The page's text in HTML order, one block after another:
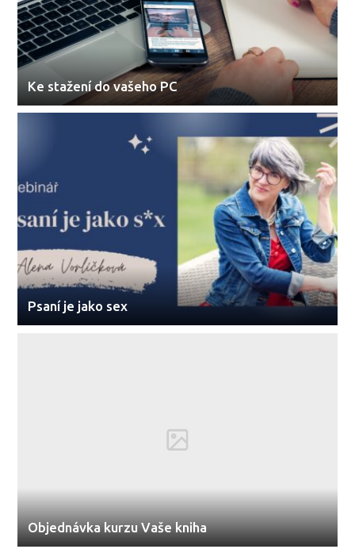
Ke stažení do vašeho PC
Psaní je jako sex
Objednávka kurzu Vaše kniha